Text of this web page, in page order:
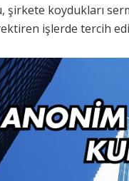
şirkete koydukları
işlerde tercih